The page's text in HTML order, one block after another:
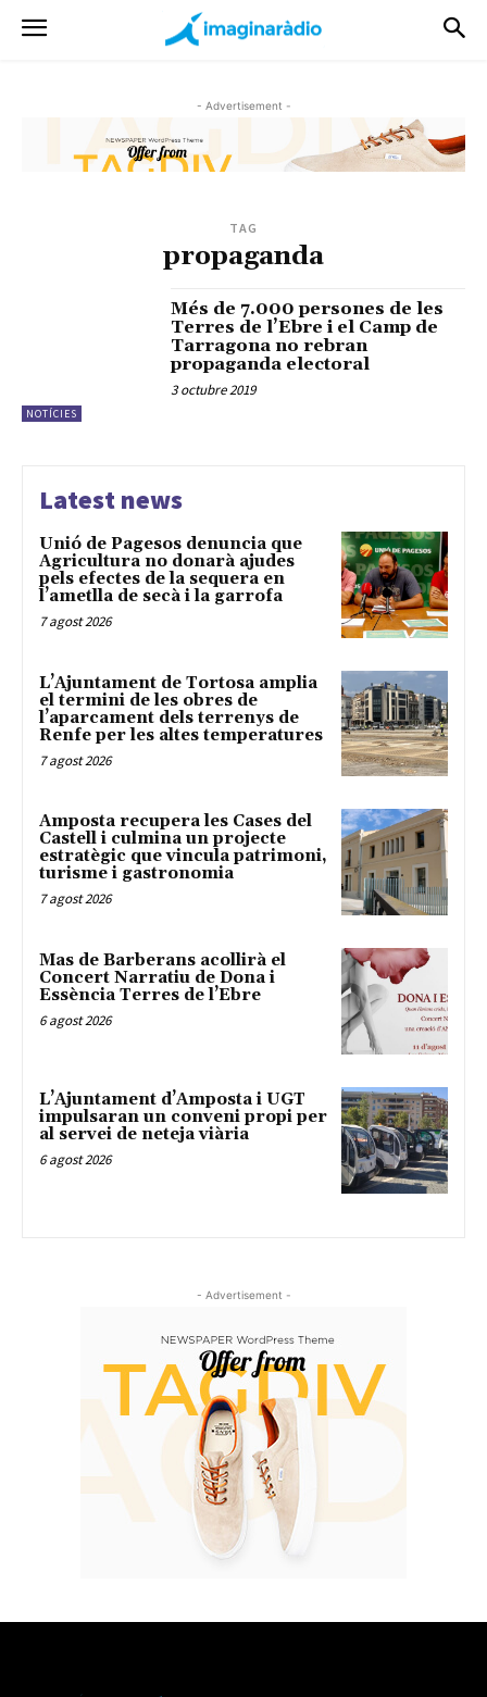
- Advertisement -
TAG
propaganda
NOTÍCIES
Més de 7.000 persones de les
Terres de l’Ebre i el Camp de
Tarragona no rebran
propaganda electoral
3 octubre 2019
Latest news
Unió de Pagesos denuncia que
Agricultura no donarà ajudes
pels efectes de la sequera en
l’ametlla de secà i la garrofa
7 agost 2026
L’Ajuntament de Tortosa amplia
el termini de les obres de
l’aparcament dels terrenys de
Renfe per les altes temperatures
7 agost 2026
Amposta recupera les Cases del
Castell i culmina un projecte
estratègic que vincula patrimoni,
turisme i gastronomia
7 agost 2026
Mas de Barberans acollirà el
Concert Narratiu de Dona i
Essència Terres de l’Ebre
6 agost 2026
L’Ajuntament d’Amposta i UGT
impulsaran un conveni propi per
al servei de neteja viària
6 agost 2026
- Advertisement -